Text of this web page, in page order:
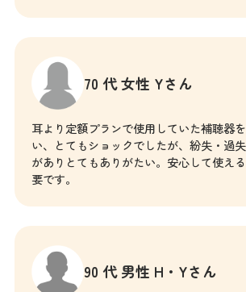
70 代 女性 Yさん
耳より定額プランで使用していた補聴器
い、とてもショックでしたが、紛失・過
がありとてもありがたい。安心して使え
要です。
90 代 男性 H・Yさん